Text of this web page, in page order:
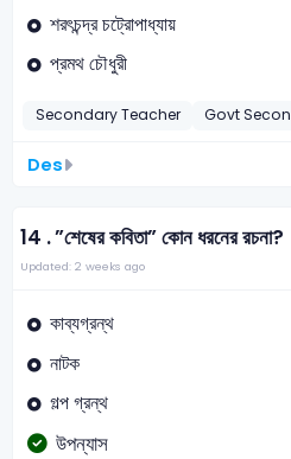
শরৎচন্দ্র চট্রোপাধ্যায়
প্রমথ চৌধুরী
Secondary Teacher Govt
Des
14 .”শেষের কবিতা” কোন ধরনের রচনা?
Updated: 2 weeks ago
কাব্যগ্রন্থ
নাটক
গল্প গ্রন্থ
উপন্যাস